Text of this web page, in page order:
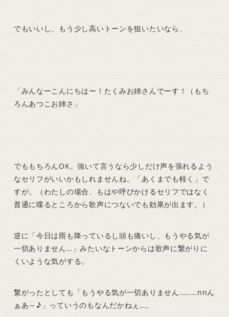
でもいいし、もう少し高いトーンを狙いたいなら、
「みんなーこんにちはー！たくみお姉さんでーす！（もち
ろんあつこお姉さ」
でももちろんOK。強いて言うなら少しだけ声を張れるよう
なセリフがいいかもしれませんね。「あくまでも軽く」で
すが。（わたしの場合、もはや呼びかけるセリフではなく
普通に喋るところから歌声につないでも効果が出ます。）
逆に「今日は雨も降っているし頭も痛いし、もうやる気が
一切ありません…」みたいなトーンからは歌声に繋がりに
くいような気がする。
繋がったとしても「もうやる気が一切ありません………nnん
ぁあ～♪」っていうのもなんだかねぇ…。